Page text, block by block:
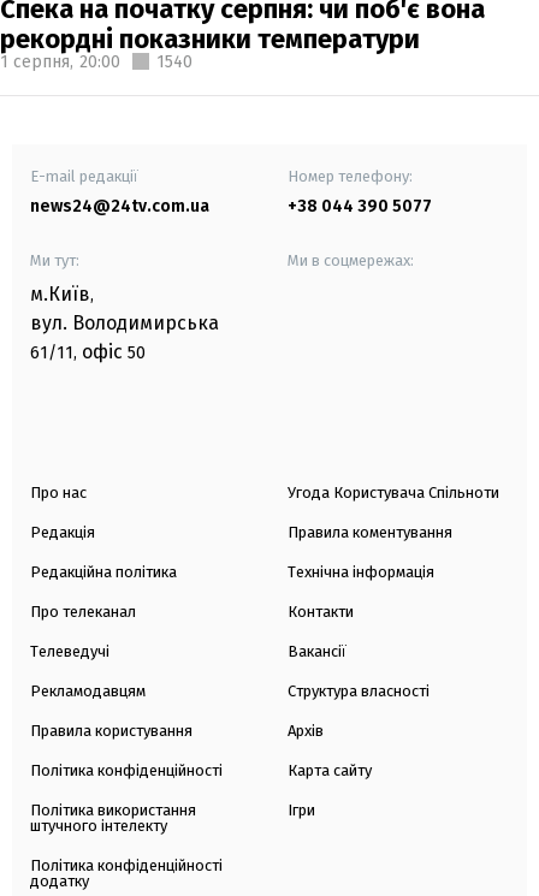
Спека на початку серпня: чи поб'є вона
рекордні показники температури
1 серпня, 20:00 1540
E-mail редакції
news24@24tv.com.ua
Номер телефону:
+38 044 390 5077
Ми тут:
м.Київ,
вул. Володимирська
61/11, офіс 50
Ми в соцмережах:
Про нас
Редакція
Редакційна політика
Про телеканал
Телеведучі
Рекламодавцям
Правила користування
Політика конфіденційності
Політика використання
штучного інтелекту
Політика конфіденційності
додатку
Угода Користувача Спільноти
Правила коментування
Технічна інформація
Контакти
Вакансії
Структура власності
Архів
Карта сайту
Ігри